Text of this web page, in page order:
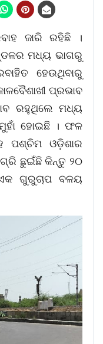
ଜାରି ରହିଛି ।
ମଧ୍ୟ ଭାଗରୁ
ହେଉଥିବାରୁ
ପ୍ରଭାବ
ରହୁଥିଲେ ମଧ୍ୟ
ହୋଇଛି । ଫଳ
ପଶ୍ଚିମ ଓଡ଼ିଶାର
ଛୁଇଁଛି କିନ୍ତୁ ୨୦
ଗୁରୁଚାପ ବଳୟ